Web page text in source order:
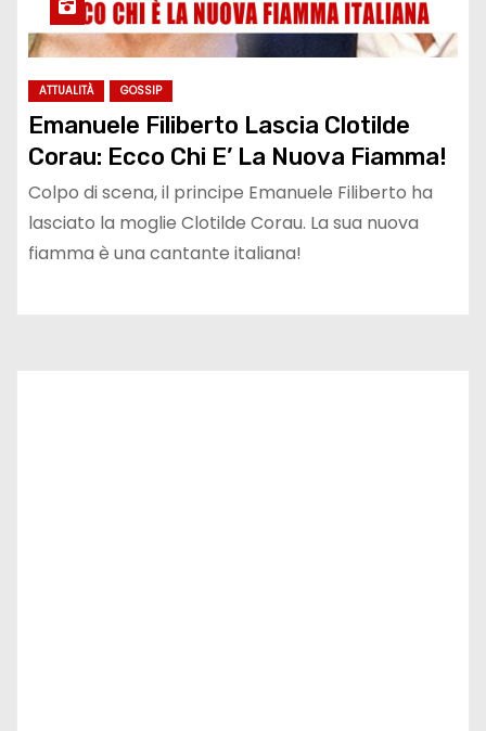
ATTUALITÀ GOSSIP
Emanuele Filiberto Lascia Clotilde
Corau: Ecco Chi E’ La Nuova Fiamma!
Colpo di scena, il principe Emanuele Filiberto ha
lasciato la moglie Clotilde Corau. La sua nuova
fiamma è una cantante italiana!